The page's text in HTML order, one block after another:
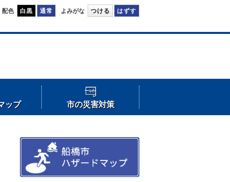
配色 白黒 通常 よみがな つける はずす
ップ 市の災害対策